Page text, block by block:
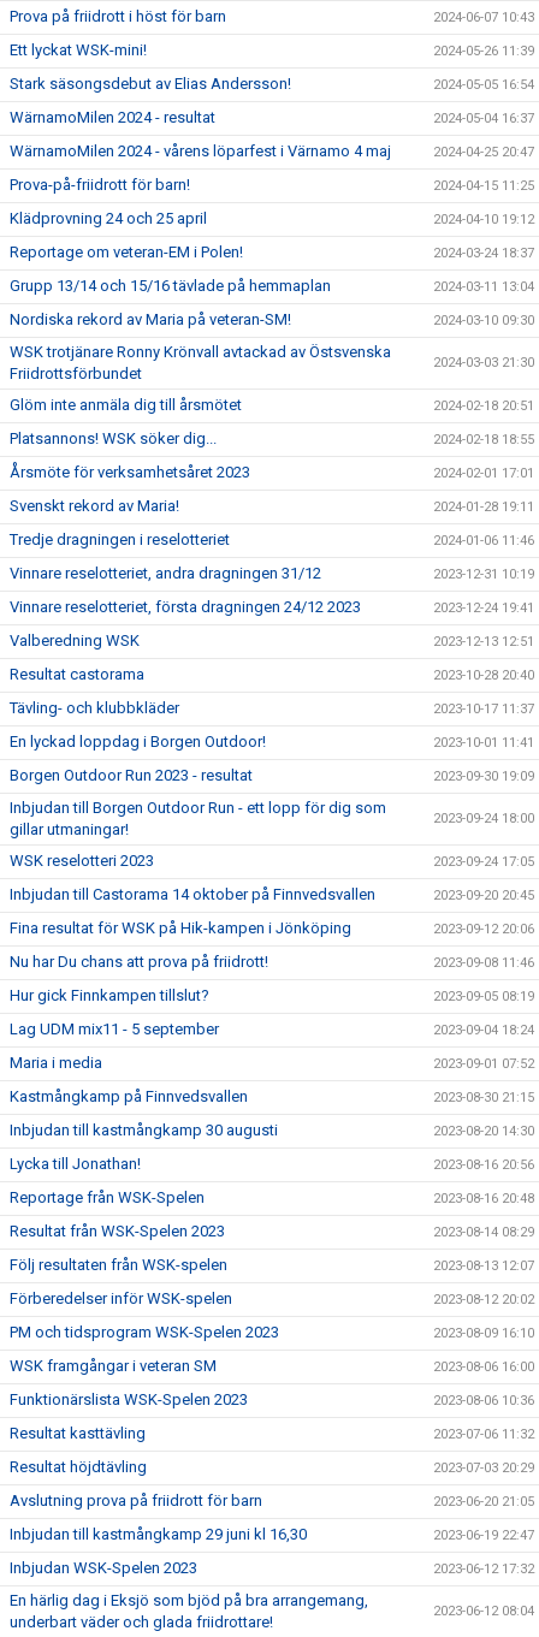
Prova på friidrott i höst för barn 2024-06-07 10:43
Ett lyckat WSK-mini! 2024-05-26 11:39
Stark säsongsdebut av Elias Andersson! 2024-05-05 16:54
WärnamoMilen 2024 - resultat 2024-05-04 16:37
WärnamoMilen 2024 - vårens löparfest i Värnamo 4 maj 2024-04-25 20:47
Prova-på-friidrott för barn! 2024-04-15 11:25
Klädprovning 24 och 25 april 2024-04-10 19:12
Reportage om veteran-EM i Polen! 2024-03-24 18:37
Grupp 13/14 och 15/16 tävlade på hemmaplan 2024-03-11 13:04
Nordiska rekord av Maria på veteran-SM! 2024-03-10 09:30
WSK trotjänare Ronny Krönvall avtackad av Östsvenska
Friidrottsförbundet
2024-03-03 21:30
Glöm inte anmäla dig till årsmötet 2024-02-18 20:51
Platsannons! WSK söker dig... 2024-02-18 18:55
Årsmöte för verksamhetsåret 2023 2024-02-01 17:01
Svenskt rekord av Maria! 2024-01-28 19:11
Tredje dragningen i reselotteriet 2024-01-06 11:46
Vinnare reselotteriet, andra dragningen 31/12 2023-12-31 10:19
Vinnare reselotteriet, första dragningen 24/12 2023 2023-12-24 19:41
Valberedning WSK 2023-12-13 12:51
Resultat castorama 2023-10-28 20:40
Tävling- och klubbkläder 2023-10-17 11:37
En lyckad loppdag i Borgen Outdoor! 2023-10-01 11:41
Borgen Outdoor Run 2023 - resultat 2023-09-30 19:09
Inbjudan till Borgen Outdoor Run - ett lopp för dig som
gillar utmaningar!
2023-09-24 18:00
WSK reselotteri 2023 2023-09-24 17:05
Inbjudan till Castorama 14 oktober på Finnvedsvallen 2023-09-20 20:45
Fina resultat för WSK på Hik-kampen i Jönköping 2023-09-12 20:06
Nu har Du chans att prova på friidrott! 2023-09-08 11:46
Hur gick Finnkampen tillslut? 2023-09-05 08:19
Lag UDM mix11 - 5 september 2023-09-04 18:24
Maria i media 2023-09-01 07:52
Kastmångkamp på Finnvedsvallen 2023-08-30 21:15
Inbjudan till kastmångkamp 30 augusti 2023-08-20 14:30
Lycka till Jonathan! 2023-08-16 20:56
Reportage från WSK-Spelen 2023-08-16 20:48
Resultat från WSK-Spelen 2023 2023-08-14 08:29
Följ resultaten från WSK-spelen 2023-08-13 12:07
Förberedelser inför WSK-spelen 2023-08-12 20:02
PM och tidsprogram WSK-Spelen 2023 2023-08-09 16:10
WSK framgångar i veteran SM 2023-08-06 16:00
Funktionärslista WSK-Spelen 2023 2023-08-06 10:36
Resultat kasttävling 2023-07-06 11:32
Resultat höjdtävling 2023-07-03 20:29
Avslutning prova på friidrott för barn 2023-06-20 21:05
Inbjudan till kastmångkamp 29 juni kl 16,30 2023-06-19 22:47
Inbjudan WSK-Spelen 2023 2023-06-12 17:32
En härlig dag i Eksjö som bjöd på bra arrangemang,
underbart väder och glada friidrottare!
2023-06-12 08:04